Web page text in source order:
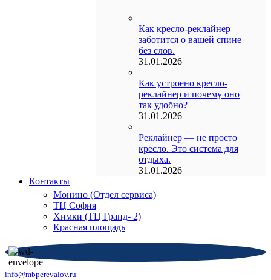
Как кресло-реклайнер
заботится о вашей спине
без слов.
31.01.2026
Как устроено кресло-
реклайнер и почему оно
так удобно?
31.01.2026
Реклайнер — не просто
кресло. Это система для
отдыха.
31.01.2026
Контакты
Монино (Отдел сервиса)
ТЦ София
Химки (ТЦ Гранд- 2)
Красная площадь
info@mbperevalov.ru